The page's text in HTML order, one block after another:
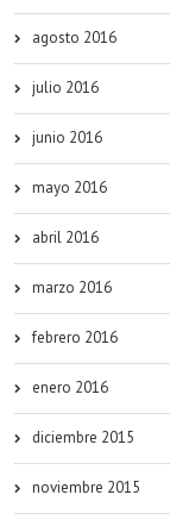
agosto 2016
julio 2016
junio 2016
mayo 2016
abril 2016
marzo 2016
febrero 2016
enero 2016
diciembre 2015
noviembre 2015